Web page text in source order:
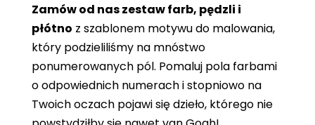
Zamów od nas zestaw farb, pędzli i
płótno z szablonem motywu do malowania,
który podzieliliśmy na mnóstwo
ponumerowanych pól. Pomaluj pola farbami
o odpowiednich numerach i stopniowo na
Twoich oczach pojawi się dzieło, którego nie